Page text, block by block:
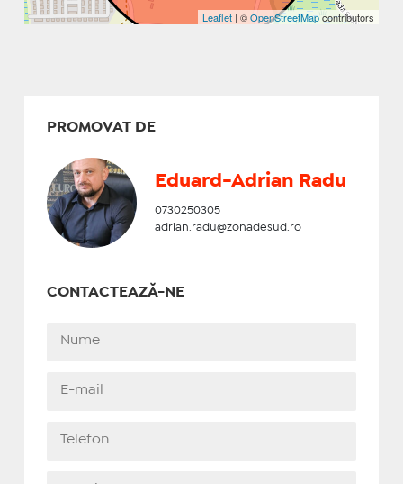
Leaflet | ©OpenStreetMapcontributors
PROMOVAT DE
Eduard-Adrian Radu
0730250305
adrian.radu@zonadesud.ro
CONTACTEAZĂ-NE